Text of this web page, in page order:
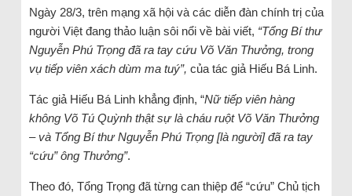
Ngày 28/3, trên mạng xã hội và các diễn đàn chính trị của
người Việt đang thảo luận sôi nổi về bài viết, “Tổng Bí thư
Nguyễn Phú Trọng đã ra tay cứu Võ Văn Thưởng, trong
vụ tiếp viên xách dùm ma tuý”, của tác giả Hiếu Bá Linh.
Tác giả Hiếu Bá Linh khẳng định, “Nữ tiếp viên hàng
không Võ Tú Quỳnh thật sự là cháu ruột Võ Văn Thưởng
– và Tổng Bí thư Nguyễn Phú Trọng [là người] đã ra tay
“cứu” ông Thưởng”.
Theo đó, Tổng Trọng đã từng can thiệp để “cứu” Chủ tịch